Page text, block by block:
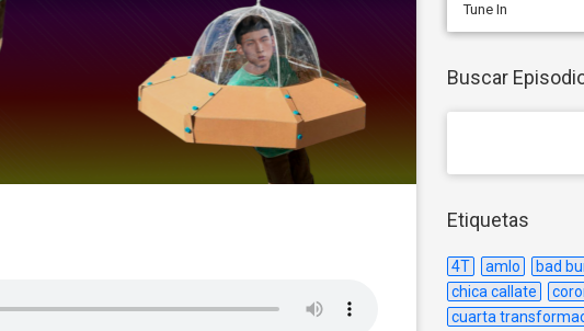
Tune In
Buscar
Etiquetas
4T amlo bad
chica callate
cuarta